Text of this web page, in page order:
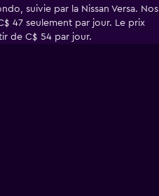
suivie par la Nissan Versa. Nos
47 seulement par jour. Le prix
de C$ 54 par jour.